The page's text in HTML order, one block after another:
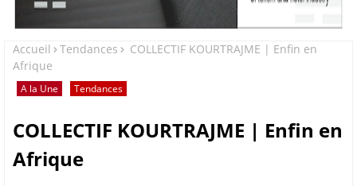
Accueil Tendances
COLLECTIF KOURTRAJME | Enfin en
Afrique
A la Une Tendances
COLLECTIF KOURTRAJME | Enfin en
Afrique